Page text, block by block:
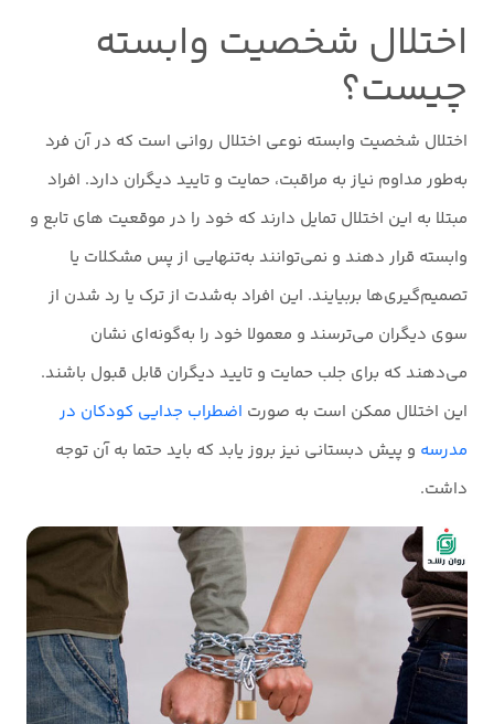
اختلال شخصیت وابسته
چیست؟
اختلال شخصیت وابسته نوعی اختلال روانی است که در آن فرد
به‌طور مداوم نیاز به مراقبت، حمایت و تایید دیگران دارد. افراد
مبتلا به این اختلال تمایل دارند که خود را در موقعیت های تابع و
وابسته قرار دهند و نمی‌توانند به‌تنهایی از پس مشکلات یا
تصمیم‌گیری‌ها بربیایند. این افراد به‌شدت از ترک یا رد شدن از
سوی دیگران می‌ترسند و معمولا خود را به‌گونه‌ای نشان
می‌دهند که برای جلب حمایت و تایید دیگران قابل قبول باشند.
این اختلال ممکن است به صورت اضطراب جدایی کودکان در
مدرسه و پیش دبستانی نیز بروز یابد که باید حتما به آن توجه
داشت.